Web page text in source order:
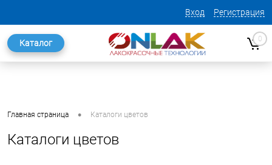
Вход Регистрация
Каталог 0
Главная страница • Каталоги цветов
Каталоги цветов